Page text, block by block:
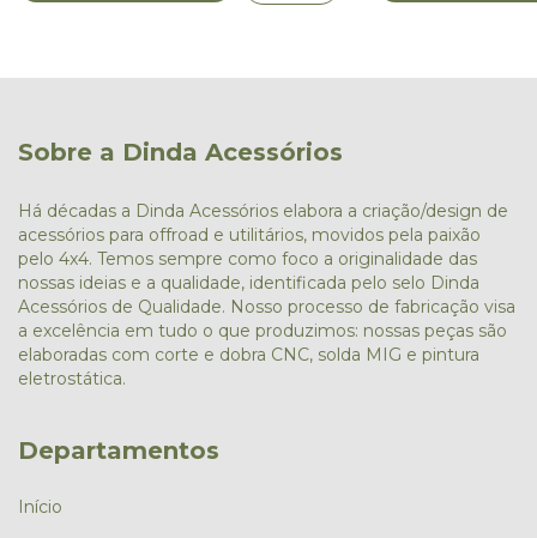
Sobre a Dinda Acessórios
Há décadas a Dinda Acessórios elabora a criação/design de
acessórios para offroad e utilitários, movidos pela paixão
pelo 4x4. Temos sempre como foco a originalidade das
nossas ideias e a qualidade, identificada pelo selo Dinda
Acessórios de Qualidade. Nosso processo de fabricação visa
a excelência em tudo o que produzimos: nossas peças são
elaboradas com corte e dobra CNC, solda MIG e pintura
eletrostática.
Departamentos
Início